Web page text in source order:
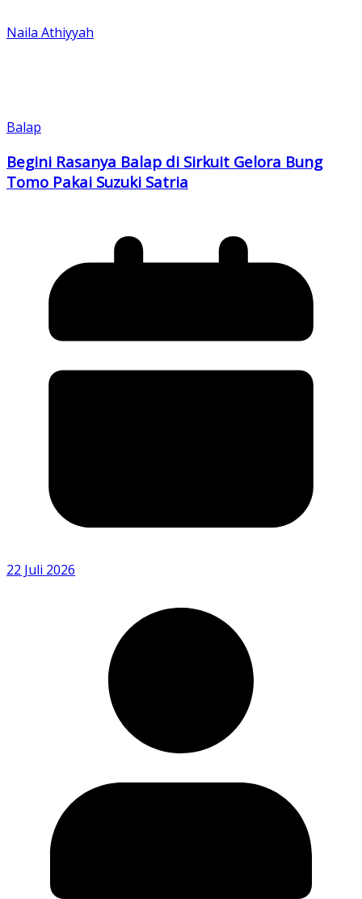
Naila Athiyyah
Balap
Begini Rasanya Balap di Sirkuit Gelora Bung
Tomo Pakai Suzuki Satria
22 Juli 2026